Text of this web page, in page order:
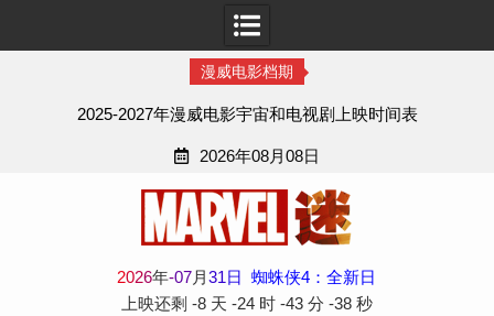
漫威电影档期
2025-2027年漫威电影宇宙和电视剧上映时间表
2026年08月08日
2026年-07月31日
蜘蛛侠4：全新日
上映还剩 -8 天 -24 时 -43 分 -39 秒